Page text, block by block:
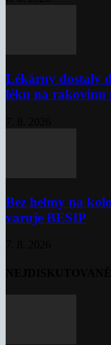
Lékárny dostaly
léku na rakovinu
Bez helmy na
varuje BESIP